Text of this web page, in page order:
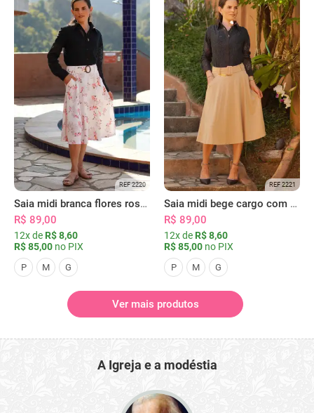
REF 2220
Saia midi branca flores rosas com bolsos
R$ 89,00
12x de R$ 8,60
R$ 85,00 no PIX
P M G
REF 2221
Saia midi bege cargo com bolsos
R$ 89,00
12x de R$ 8,60
R$ 85,00 no PIX
P M G
Ver mais produtos
A Igreja e a modéstia